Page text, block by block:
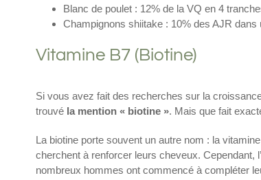
Blanc de poulet : 12% de la VQ en 4
Champignons shiitake : 10% des AJR
Vitamine B7 (Biotine)
Si vous avez fait des recherches sur la
trouvé la mention « biotine ». Mais que fait
La biotine porte souvent un autre nom : la
cherchent à renforcer leurs cheveux. Cependant,
nombreux hommes ont commencé à compléter